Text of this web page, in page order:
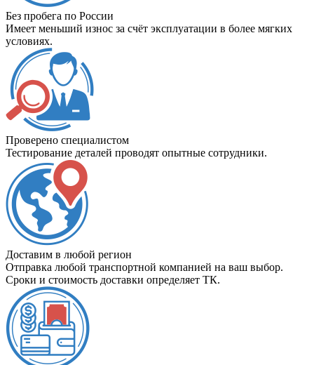
Без пробега по России
Имеет меньший износ за счёт эксплуатации в более мягких
условиях.
Проверено специалистом
Тестирование деталей проводят опытные сотрудники.
Доставим в любой регион
Отправка любой транспортной компанией на ваш выбор.
Сроки и стоимость доставки определяет ТК.